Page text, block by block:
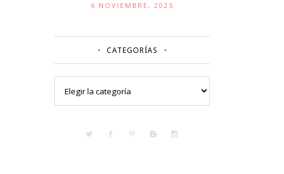
6 NOVIEMBRE, 2025
CATEGORÍAS